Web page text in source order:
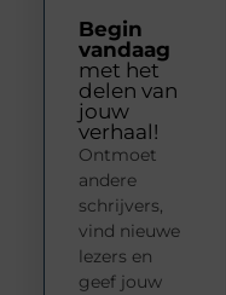
Begin
vandaag
met het
delen van
jouw
verhaal!
Ontmoet
andere
schrijvers,
vind nieuwe
lezers en
geef jouw